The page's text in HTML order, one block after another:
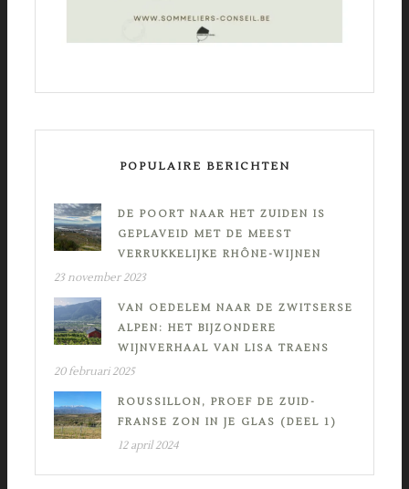
POPULAIRE BERICHTEN
DE POORT NAAR HET ZUIDEN IS
GEPLAVEID MET DE MEEST
VERRUKKELIJKE RHÔNE-WIJNEN
23 november 2023
VAN OEDELEM NAAR DE ZWITSERSE
ALPEN: HET BIJZONDERE
WIJNVERHAAL VAN LISA TRAENS
20 februari 2025
ROUSSILLON, PROEF DE ZUID-
FRANSE ZON IN JE GLAS (DEEL 1)
12 april 2024